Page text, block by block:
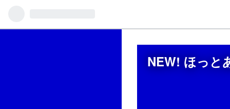
NEW! ほっと